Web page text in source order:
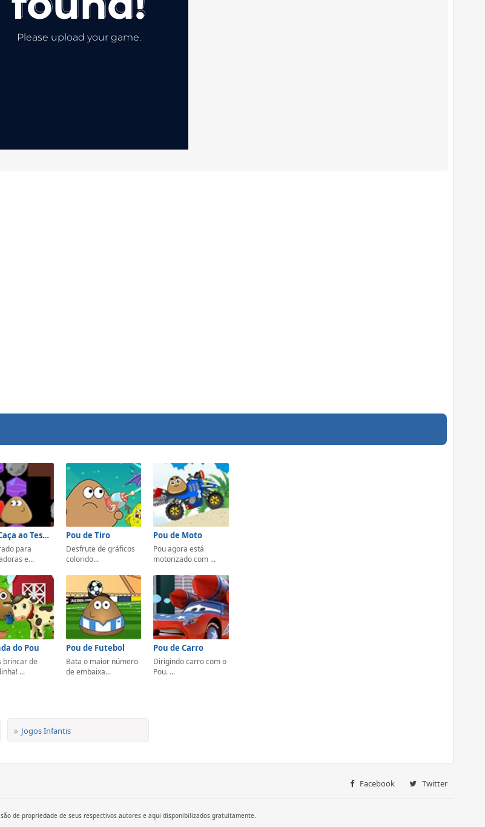
Pou: Caça ao Tesouro
para
e...
Pou de Tiro
Desfrute de gráficos
colorido...
Pou de Moto
Pou agora está
motorizado com ...
do Pou
brincar de
...
Pou de Futebol
Bata o maior número
de embaixa...
Pou de Carro
Dirigindo carro com o
Pou. ...
Jogos Infantis
Facebook Twitter
de propriedade de seus respectivos autores e aqui disponibilizados gratuitamente.